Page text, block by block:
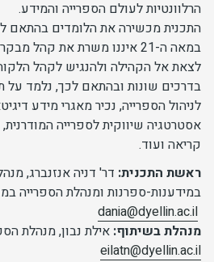
הרלוונטיות לעולם הספרייה והמידע.
התכנית מכשירה את הלומדים בהתאם
במאה ה-21 איננו משרת את קהל
לצאת אל הקהילה ולהנגיש לקהל
בדרכים שונות ובהתאם לכך, נלמד על
לניהול הספרייה, נכיר מאגרי מידע
אסטרטגיה שיווקית לספרייה
קריאה ועוד.
ראשת התכנית: דר' דניה אנזנברג,
במידענות-ספרנות ומנהלת הספרייה
dania@dyellin.ac.il
מנהלת בשיתוף: אילת נבון, מנהלת
eilatn@dyellin.ac.il